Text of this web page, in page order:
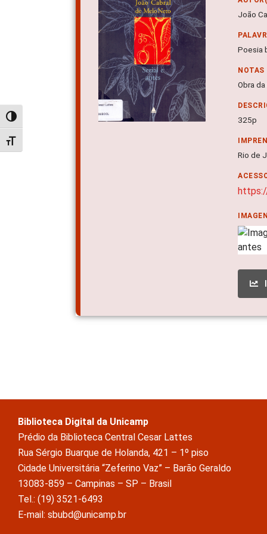
Alternar alto contraste
Alternar tamanho da fonte
João
Poesia
NOTAS
Obra
325p
Rio de
Biblioteca Digital da Unicamp
Prédio da Biblioteca Central Cesar Lattes
Rua Sérgio Buarque de Holanda, 421 – 1º piso
Cidade Universitária “Zeferino Vaz” – Barão Geraldo
13083-859 – Campinas – SP – Brasil
Tel.: (19) 3521-6493
E-mail: sbubd@unicamp.br